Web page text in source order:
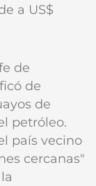
a US$
de
de
de
petróleo.
país vecino
cercanas"